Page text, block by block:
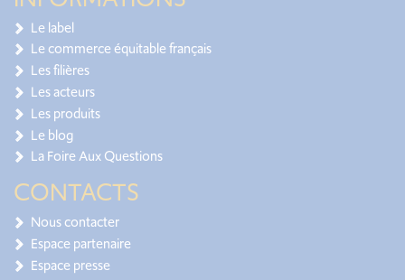
Le label
Le commerce équitable français
Les filières
Les acteurs
Les produits
Le blog
La Foire Aux Questions
CONTACTS
Nous contacter
Espace partenaire
Espace presse